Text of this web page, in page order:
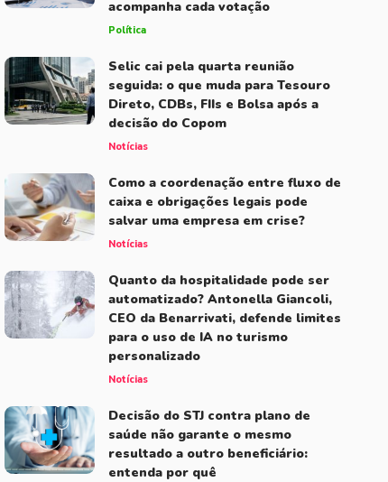
acompanha cada votação
Política
Selic cai pela quarta reunião
seguida: o que muda para Tesouro
Direto, CDBs, FIIs e Bolsa após a
decisão do Copom
Notícias
Como a coordenação entre fluxo de
caixa e obrigações legais pode
salvar uma empresa em crise?
Notícias
Quanto da hospitalidade pode ser
automatizado? Antonella Giancoli,
CEO da Benarrivati, defende limites
para o uso de IA no turismo
personalizado
Notícias
Decisão do STJ contra plano de
saúde não garante o mesmo
resultado a outro beneficiário:
entenda por quê